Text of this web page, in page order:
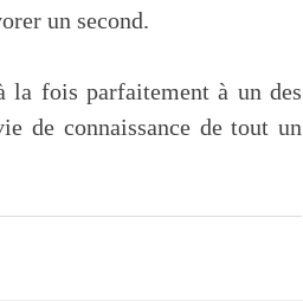
un second.
la fois parfaitement à un des
de connaissance de tout un